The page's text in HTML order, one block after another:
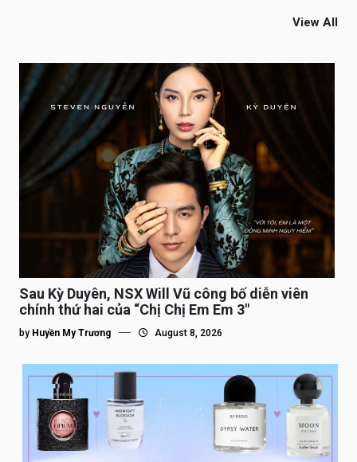
View All
Sau Kỳ Duyên, NSX Will Vũ công bố diễn viên
chính thứ hai của “Chị Chị Em Em 3″
by Huyền My Trương August 8, 2026